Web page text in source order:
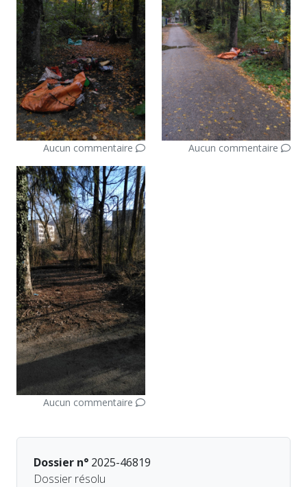
Aucun commentaire Aucun commentaire
Aucun commentaire
Dossier n° 2025-46819
Dossier résolu